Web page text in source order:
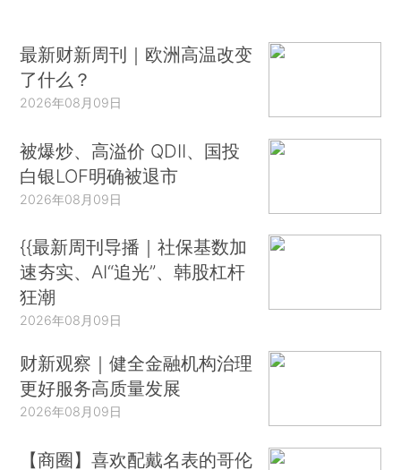
最新财新周刊｜欧洲高温改变
了什么？
2026年08月09日
被爆炒、高溢价 QDII、国投
白银LOF明确被退市
2026年08月09日
{{最新周刊导播｜社保基数加
速夯实、AI“追光”、韩股杠杆
狂潮
2026年08月09日
财新观察｜健全金融机构治理
更好服务高质量发展
2026年08月09日
【商圈】喜欢配戴名表的哥伦